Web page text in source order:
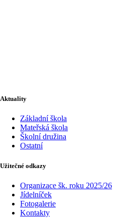
Aktuality
Základní škola
Mateřská škola
Školní družina
Ostatní
Užitečné odkazy
Organizace šk. roku 2025/26
Jídelníček
Fotogalerie
Kontakty